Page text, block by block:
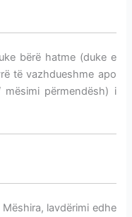
bërë hatme (duke e
të vazhdueshme apo
përmendësh) i
lavdërimi edhe